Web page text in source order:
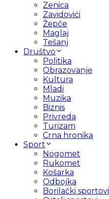
Zenica
Zavidovići
Žepče
Maglaj
Tešanj
Društvo
Politika
Obrazovanje
Kultura
Mladi
Muzika
Biznis
Privreda
Turizam
Crna hronika
Sport
Nogomet
Rukomet
Košarka
Odbojka
Borilački sportovi